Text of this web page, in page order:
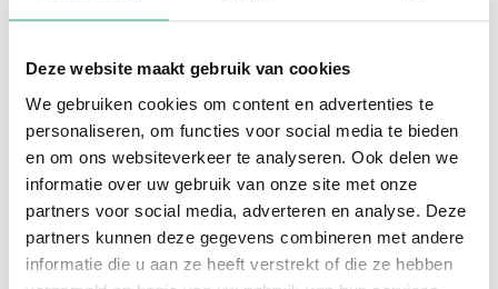
Deze website maakt gebruik van cookies
We gebruiken cookies om content en advertenties te
personaliseren, om functies voor social media te bieden
en om ons websiteverkeer te analyseren. Ook delen we
informatie over uw gebruik van onze site met onze
partners voor social media, adverteren en analyse. Deze
partners kunnen deze gegevens combineren met andere
informatie die u aan ze heeft verstrekt of die ze hebben
Bedrijfsnaam
Ikwiltegoed.nl
KvK-nummer
KvK-nummer: 72631538
BTW-nummer
BTW-nummer: NL859181236B01